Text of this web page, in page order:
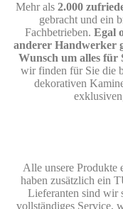
Mehr als 2.000
gebracht und ein
Fachbetrieben. Egal
anderer Handwerker
Wunsch um alles für
wir finden für Sie die
dekorativen
Alle unsere Produkte
haben zusätzlich ein
Lieferanten sind wir
vollständiges Service,